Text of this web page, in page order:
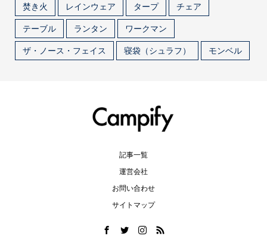
焚き火
レインウェア タープ
チェア
テーブル
ランタン
ワークマン
ザ・ノース・フェイス
寝袋（シュラフ） モンベル
記事一覧
運営会社
お問い合わせ
サイトマップ